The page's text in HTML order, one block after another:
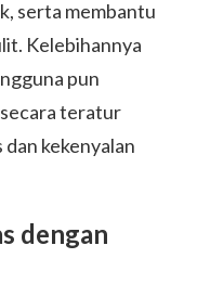
serta membantu
Kelebihannya
pun
teratur
kekenyalan
dengan